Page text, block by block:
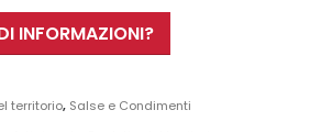
INFORMAZIONI?
territorio, Salse e Condimenti